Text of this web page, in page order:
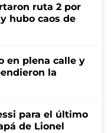
ruta 2 por
hubo caos de
en plena calle y
la
para el último
de Lionel